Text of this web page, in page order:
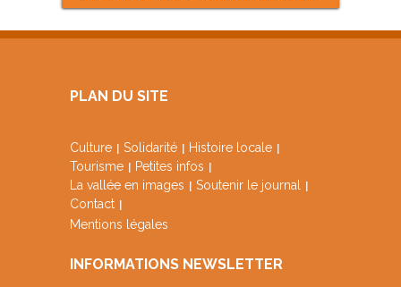
PLAN DU SITE
Culture Solidarité
Histoire locale
Tourisme
Petites infos
La vallée en images
Soutenir le journal
Contact
Mentions légales
INFORMATIONS NEWSLETTER